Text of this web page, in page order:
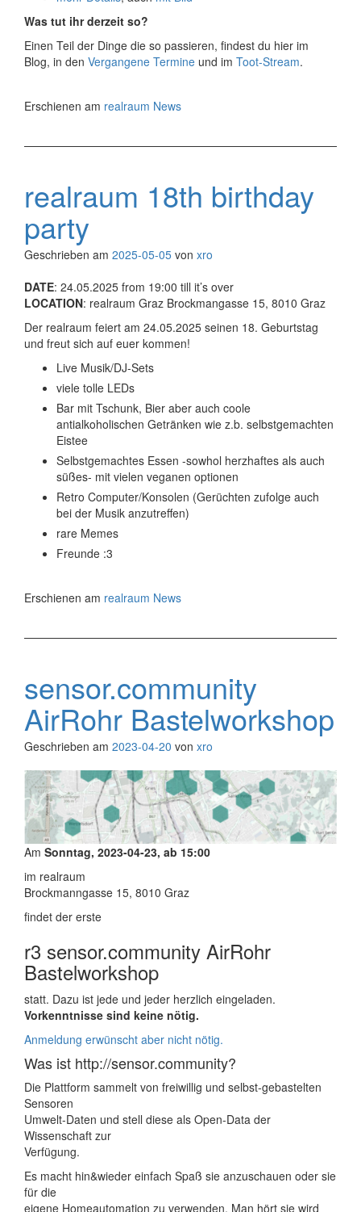
Was tut ihr derzeit so?
Einen Teil der Dinge die so passieren, findest du hier im
Blog, in den Vergangene Termine und im Toot-Stream.
Erschienen am realraum News
realraum 18th birthday
party
Geschrieben am 2025-05-05 von xro
DATE: 24.05.2025 from 19:00 till it’s over
LOCATION: realraum Graz Brockmangasse 15, 8010 Graz
Der realraum feiert am 24.05.2025 seinen 18. Geburtstag
und freut sich auf euer kommen!
Live Musik/DJ-Sets
viele tolle LEDs
Bar mit Tschunk, Bier aber auch coole
antialkoholischen Getränken wie z.b. selbstgemachten
Eistee
Selbstgemachtes Essen -sowhol herzhaftes als auch
süßes- mit vielen veganen optionen
Retro Computer/Konsolen (Gerüchten zufolge auch
bei der Musik anzutreffen)
rare Memes
Freunde :3
Erschienen am realraum News
sensor.community
AirRohr Bastelworkshop
Geschrieben am 2023-04-20 von xro
Am Sonntag, 2023-04-23, ab 15:00
im realraum
Brockmanngasse 15, 8010 Graz
findet der erste
r3 sensor.community AirRohr
Bastelworkshop
statt. Dazu ist jede und jeder herzlich eingeladen.
Vorkenntnisse sind keine nötig.
Anmeldung erwünscht aber nicht nötig.
Was ist http://sensor.community?
Die Plattform sammelt von freiwillig und selbst-gebastelten
Sensoren
Umwelt-Daten und stell diese als Open-Data der
Wissenschaft zur
Verfügung.
Es macht hin&wieder einfach Spaß sie anzuschauen oder sie
für die
eigene Homeautomation zu verwenden. Man hört sie wird